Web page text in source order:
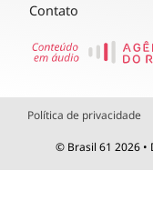
Contato
Política de privacidade
© Brasil 61 2026 •